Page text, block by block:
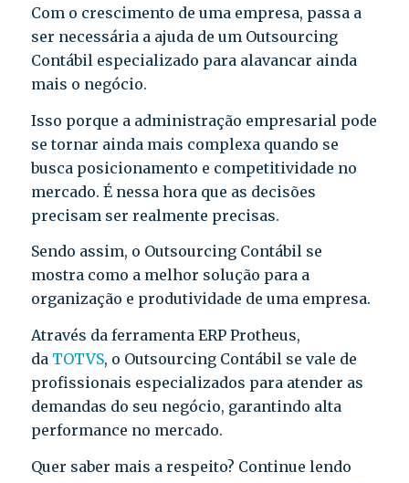
Com o crescimento de uma empresa, passa a
ser necessária a ajuda de um Outsourcing
Contábil especializado para alavancar ainda
mais o negócio.
Isso porque a administração empresarial pode
se tornar ainda mais complexa quando se
busca posicionamento e competitividade no
mercado. É nessa hora que as decisões
precisam ser realmente precisas.
Sendo assim, o Outsourcing Contábil se
mostra como a melhor solução para a
organização e produtividade de uma empresa.
Através da ferramenta ERP Protheus,
da TOTVS, o Outsourcing Contábil se vale de
profissionais especializados para atender as
demandas do seu negócio, garantindo alta
performance no mercado.
Quer saber mais a respeito? Continue lendo